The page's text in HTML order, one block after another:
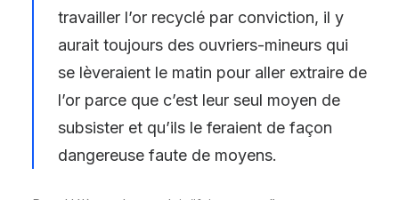
travailler l’or recyclé par conviction, il y
aurait toujours des ouvriers-mineurs qui
se lèveraient le matin pour aller extraire de
l’or parce que c’est leur seul moyen de
subsister et qu’ils le feraient de façon
dangereuse faute de moyens.